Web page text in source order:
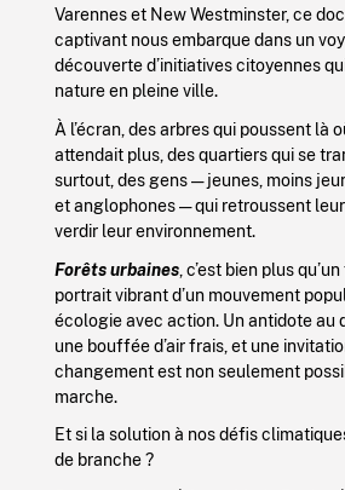
Varennes et New Westminster, ce
captivant nous embarque dans un
découverte d’initiatives citoyennes
nature en pleine ville.
À l’écran, des arbres qui poussent là
attendait plus, des quartiers qui se
surtout, des gens — jeunes, moins
et anglophones — qui retroussent
verdir leur environnement.
Forêts urbaines, c’est bien plus
portrait vibrant d’un mouvement
écologie avec action. Un antidote au
une bouffée d’air frais, et une
changement est non seulement
marche.
Et si la solution à nos défis
de branche ?